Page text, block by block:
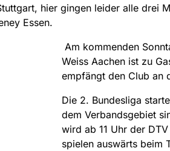
hier gingen leider alle drei
Essen.
Am kommenden
Weiss Aachen ist zu
empfängt den Club an
Die 2. Bundesliga
dem Verbandsgebiet
wird ab 11 Uhr der
spielen auswärts beim